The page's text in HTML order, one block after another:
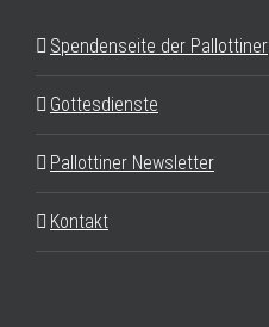
Spendenseite der Pallottiner
Gottesdienste
Pallottiner Newsletter
Kontakt